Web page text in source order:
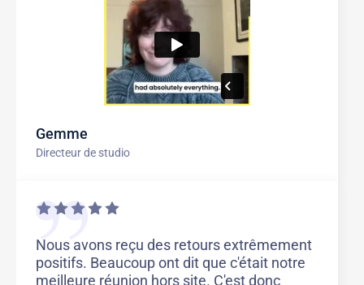
Gemme
Directeur de studio
Nous avons reçu des retours extrêmement
positifs. Beaucoup ont dit que c'était notre
meilleure réunion hors site. C'est donc